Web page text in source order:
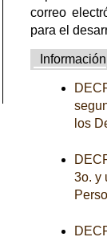
correo
para el
Información
los
3o. y